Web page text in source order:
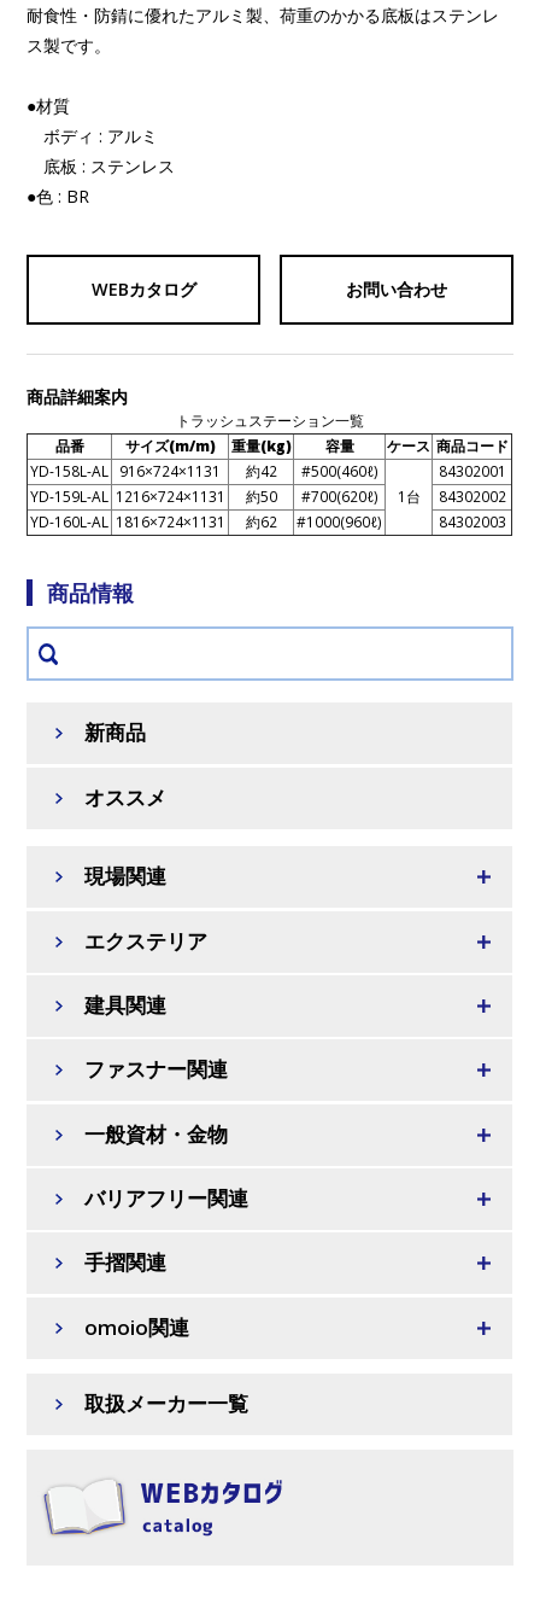
耐食性・防錆に優れたアルミ製、荷重のかかる底板はステンレ
ス製です。
●材質
ボディ : アルミ
底板 : ステンレス
●色 : BR
WEBカタログ お問い合わせ
商品詳細案内
トラッシュステーション一覧
品番
サイズ(m/m) 重量(kg) 容量 ケース 商品コード
YD-158L-AL 916×724×1131 約42
#500(460ℓ)
1台
84302001
YD-159L-AL 1216×724×1131 約50 #700(620ℓ)
84302002
YD-160L-AL 1816×724×1131 約62 #1000(960ℓ) 84302003
商品情報
新商品
オススメ
現場関連
エクステリア
建具関連
ファスナー関連
一般資材・金物
バリアフリー関連
手摺関連
omoio関連
取扱メーカー一覧